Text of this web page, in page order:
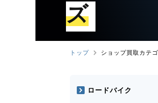
ズ
トップ ショップ買取カテ
ロードバイク